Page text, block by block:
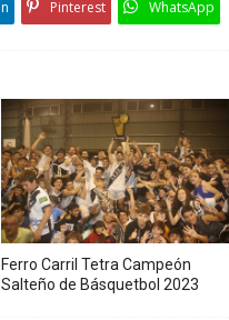
Pinterest WhatsApp
Ferro Carril Tetra Campeón
Salteño de Básquetbol 2023